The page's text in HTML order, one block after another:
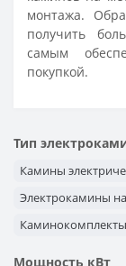
монтажа.
получить
самым
покупкой.
Тип
Камины
Электрокамины
Каминокомплекты
Мощность кВт